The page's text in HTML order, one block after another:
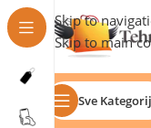
Skip to
Skip to main
Sve